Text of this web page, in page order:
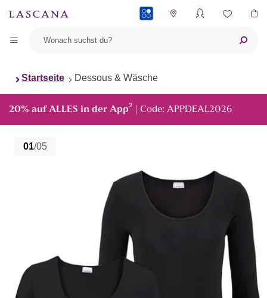
Startseite Dessous & Wäsche
20% auf ALLES in der App² | Code: APPDEAL2026
01/05